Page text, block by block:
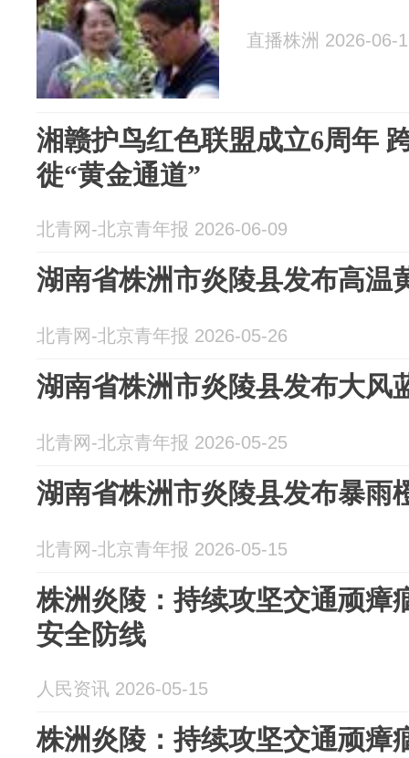
直播株洲 2026-06-
湘赣护鸟红色联盟成立6周年
徙“黄金通道”
北青网-北京青年报 2026-06-09
湖南省株洲市炎陵县发布高温
北青网-北京青年报 2026-05-26
湖南省株洲市炎陵县发布大风
北青网-北京青年报 2026-05-25
湖南省株洲市炎陵县发布暴雨
北青网-北京青年报 2026-05-15
株洲炎陵：持续攻坚交通顽瘴
安全防线
人民资讯 2026-05-15
株洲炎陵：持续攻坚交通顽瘴